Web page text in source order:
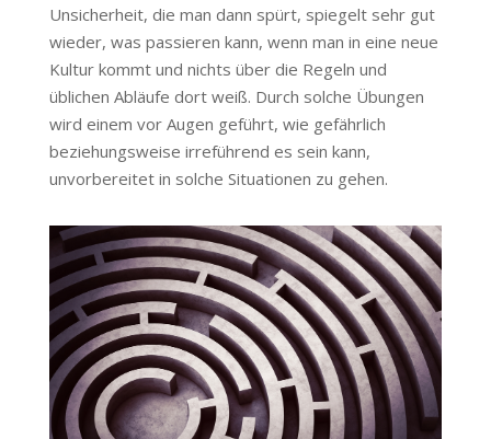
Unsicherheit, die man dann spürt, spiegelt sehr gut
wieder, was passieren kann, wenn man in eine neue
Kultur kommt und nichts über die Regeln und
üblichen Abläufe dort weiß. Durch solche Übungen
wird einem vor Augen geführt, wie gefährlich
beziehungsweise irreführend es sein kann,
unvorbereitet in solche Situationen zu gehen.